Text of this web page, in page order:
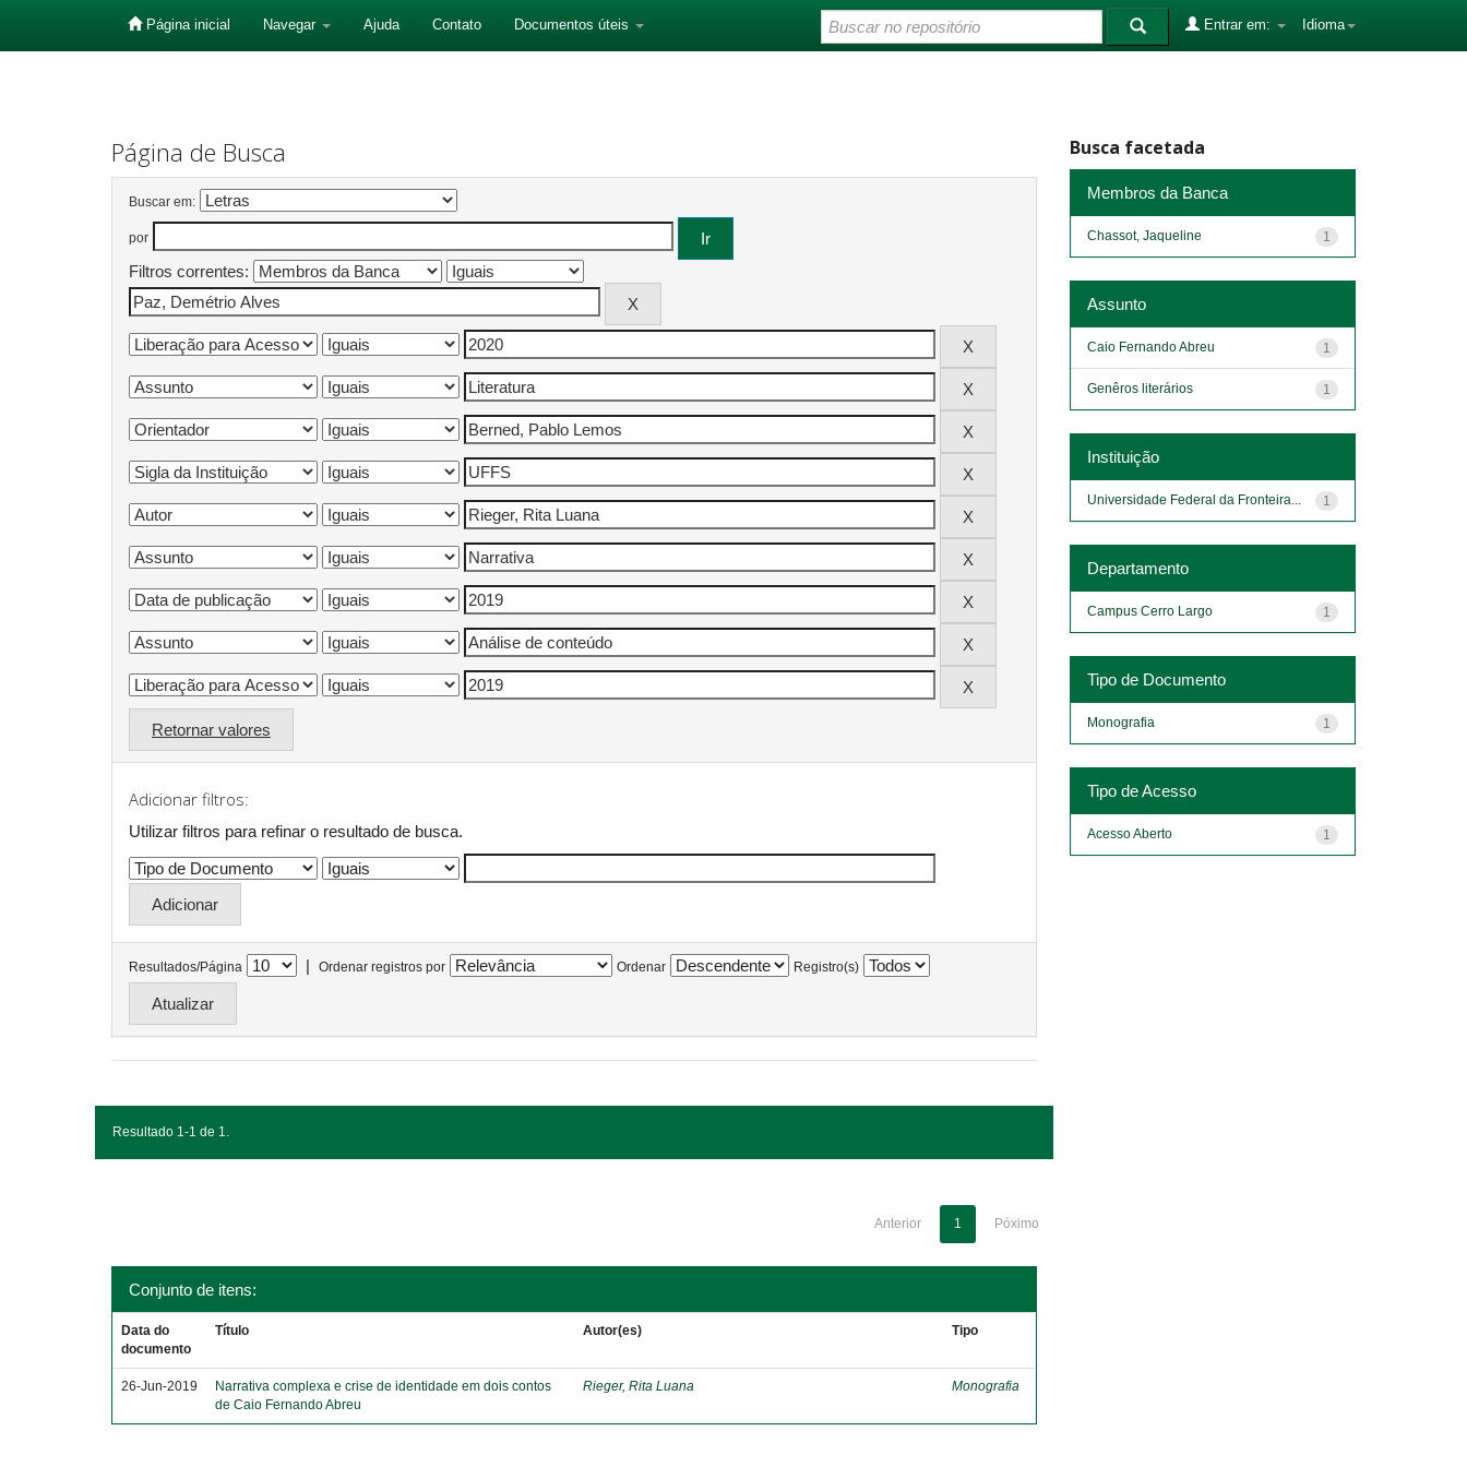
Página inicial Navegar Ajuda Contato Documentos úteis Idioma
Entrar em:
Página de Busca
Buscar em:
por
Filtros correntes:
Retornar valores
Adicionar filtros:
Utilizar filtros para refinar o resultado de busca.
Resultados/Página | Ordenar registros por Ordenar Registro(s)
Resultado 1-1 de 1.
Anterior 1 Póximo
Conjunto de itens:
Data do
documento
Título Autor(es) Tipo
26-Jun-2019
Narrativa complexa e crise de identidade em dois contos
de Caio Fernando Abreu
Rieger, Rita Luana Monografia
Busca facetada
Membros da Banca
1
Chassot, Jaqueline
Assunto
1
Caio Fernando Abreu
1
Genêros literários
Instituição
1
Universidade Federal da Fronteira...
Departamento
1
Campus Cerro Largo
Tipo de Documento
1
Monografia
Tipo de Acesso
1
Acesso Aberto